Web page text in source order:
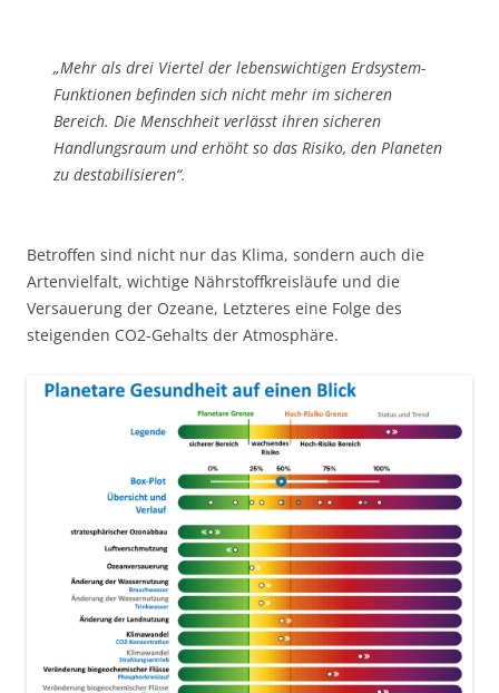
„Mehr als drei Viertel der lebenswichtigen Erdsystem-
Funktionen befinden sich nicht mehr im sicheren
Bereich. Die Menschheit verlässt ihren sicheren
Handlungsraum und erhöht so das Risiko, den Planeten
zu destabilisieren“.
Betroffen sind nicht nur das Klima, sondern auch die
Artenvielfalt, wichtige Nährstoffkreisläufe und die
Versauerung der Ozeane, Letzteres eine Folge des
steigenden CO2-Gehalts der Atmosphäre.